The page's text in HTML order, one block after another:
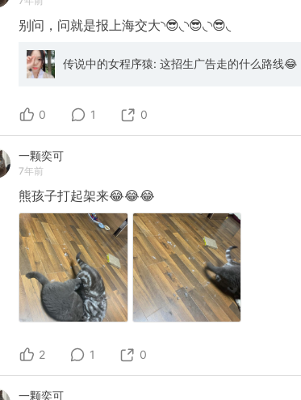
别问，问就是报上海交大◝😎◟◝😎◟◝😎◟
传说中的女程序猿: 这招生广告走的什么路线😂
0 1 0
一颗奕可
7年前
熊孩子打起架来😂😂😂
2 1 0
一颗奕可